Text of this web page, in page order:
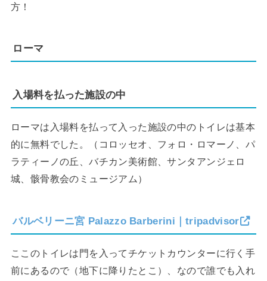
方！
ローマ
入場料を払った施設の中
ローマは入場料を払って入った施設の中のトイレは基本
的に無料でした。（コロッセオ、フォロ・ロマーノ、パ
ラティーノの丘、バチカン美術館、サンタアンジェロ
城、骸骨教会のミュージアム）
バルベリーニ宮 Palazzo Barberini｜tripadvisor
ここのトイレは門を入ってチケットカウンターに行く手
前にあるので（地下に降りたとこ）、なので誰でも入れ